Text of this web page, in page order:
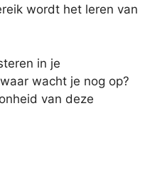
wordt het leren van
in je
wacht je nog op?
van deze